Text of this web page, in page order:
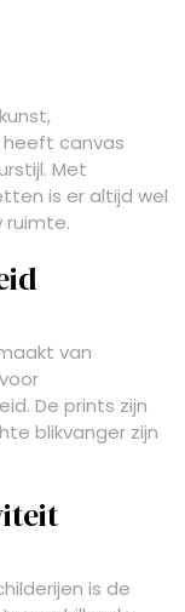
heeft canvas
Met
is er altijd wel
ruimte.
van
De prints zijn
blikvanger zijn
is de